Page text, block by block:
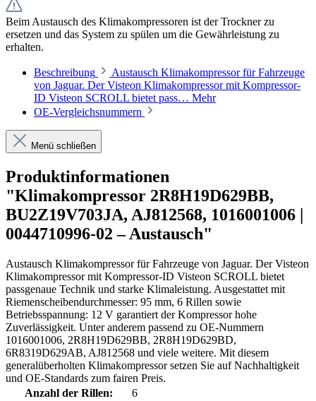
Beim Austausch des Klimakompressoren ist der Trockner zu
ersetzen und das System zu spülen um die Gewährleistung zu
erhalten.
Beschreibung
Austausch Klimakompressor für Fahrzeuge
von Jaguar. Der Visteon Klimakompressor mit Kompressor-
ID Visteon SCROLL bietet pass… Mehr
OE-Vergleichsnummern
Menü schließen
Produktinformationen
"Klimakompressor 2R8H19D629BB,
BU2Z19V703JA, AJ812568, 1016001006 |
0044710996-02 – Austausch"
Austausch Klimakompressor für Fahrzeuge von Jaguar. Der Visteon
Klimakompressor mit Kompressor-ID Visteon SCROLL bietet
passgenaue Technik und starke Klimaleistung. Ausgestattet mit
Riemenscheibendurchmesser: 95 mm, 6 Rillen sowie
Betriebsspannung: 12 V garantiert der Kompressor hohe
Zuverlässigkeit. Unter anderem passend zu OE-Nummern
1016001006, 2R8H19D629BB, 2R8H19D629BD,
6R8319D629AB, AJ812568 und viele weitere. Mit diesem
generalüberholten Klimakompressor setzen Sie auf Nachhaltigkeit
und OE-Standards zum fairen Preis.
Anzahl der Rillen:
6